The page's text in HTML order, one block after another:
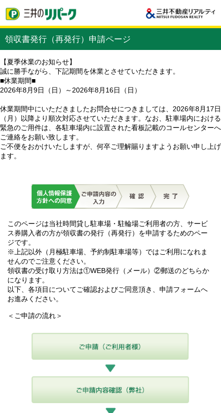
領収書発行（再発行）申請ページ
【夏季休業のお知らせ】
誠に勝手ながら、下記期間を休業とさせていただきます。
■休業期間■
2026年8月9日（日）～2026年8月16日（日）
休業期間中にいただきましたお問合せにつきましては、2026年8月17日
（月）以降より順次対応させていただきます。なお、駐車場内における
緊急のご用件は、各駐車場内に設置された看板記載のコールセンターへ
ご連絡をお願い致します。
ご不便をおかけいたしますが、何卒ご理解賜りますようお願い申し上げ
ます。
このページは当社時間貸し駐車場・駐輪場ご利用者の方、サービ
ス券購入者の方が領収書の発行（再発行）を申請するためのペー
ジです。
※上記以外（月極駐車場、予約制駐車場等）ではご利用になれま
せんのでご注意ください。
領収書の受け取り方法は①WEB発行（メール）②郵送のどちらか
になります。
以下、各項目についてご確認およびご同意頂き、申請フォームへ
お進みください。
＜ご申請の流れ＞